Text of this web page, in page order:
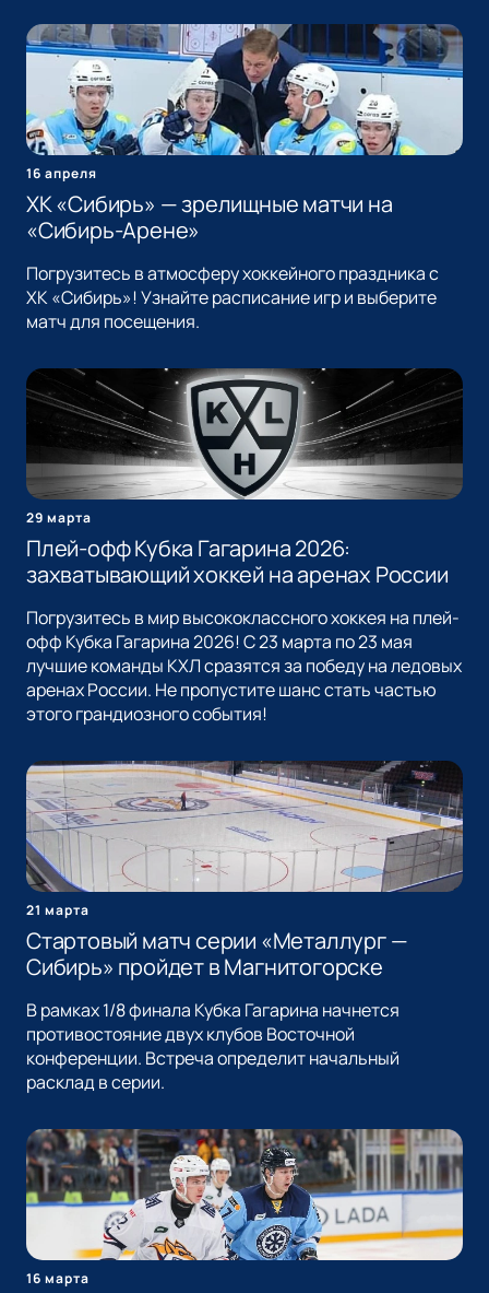
16 апреля
ХК «Сибирь» — зрелищные матчи на
«Сибирь-Арене»
Погрузитесь в атмосферу хоккейного праздника с
ХК «Сибирь»! Узнайте расписание игр и выберите
матч для посещения.
29 марта
Плей-офф Кубка Гагарина 2026:
захватывающий хоккей на аренах России
Погрузитесь в мир высококлассного хоккея на плей-
офф Кубка Гагарина 2026! С 23 марта по 23 мая
лучшие команды КХЛ сразятся за победу на ледовых
аренах России. Не пропустите шанс стать частью
этого грандиозного события!
21 марта
Стартовый матч серии «Металлург —
Сибирь» пройдет в Магнитогорске
В рамках 1/8 финала Кубка Гагарина начнется
противостояние двух клубов Восточной
конференции. Встреча определит начальный
расклад в серии.
16 марта